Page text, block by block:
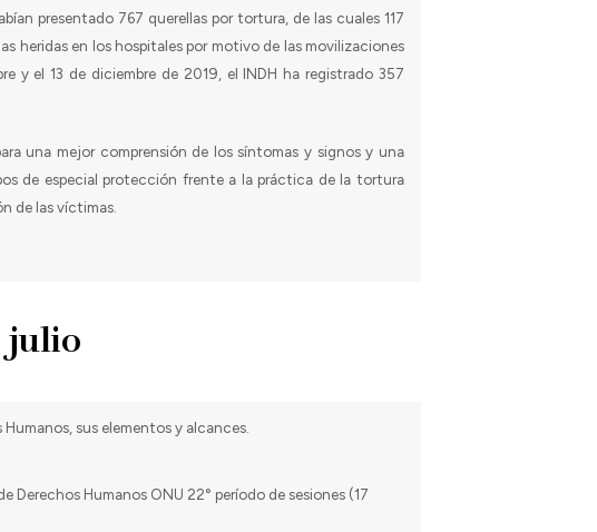
presentado 767 querellas por tortura, de las cuales 117
heridas en los hospitales por motivo de las movilizaciones
y el 13 de diciembre de 2019, el INDH ha registrado 357
una mejor comprensión de los síntomas y signos y una
de especial protección frente a la práctica de la tortura
de las víctimas.
julio
sus elementos y alcances.
Derechos Humanos ONU 22° período de sesiones (17